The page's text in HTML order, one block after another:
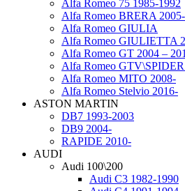
Alfa Romeo 75 1985-1992
Alfa Romeo BRERA
Alfa Romeo GIULIA
Alfa Romeo GIULIETTA
Alfa Romeo GT 2004 –
Alfa Romeo
Alfa Romeo MITO 2008-
Alfa Romeo Stelvio 2016-
ASTON MARTIN
DB7 1993-2003
DB9 2004-
RAPIDE 2010-
AUDI
Audi 100\200
Audi C3 1982-1990